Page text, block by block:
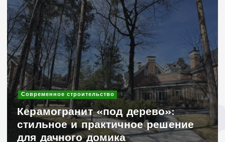
Современное строительство
Керамогранит «под дерево»:
стильное и практичное решение
для дачного домика